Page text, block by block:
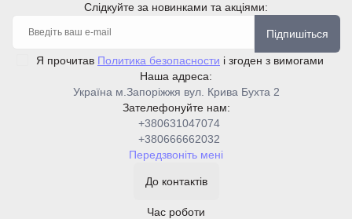
Слідкуйте за новинками та акціями:
Підпишіться
Я прочитав Политика безопасности і згоден з вимогами
Наша адреса:
Україна м.Запоріжжя вул. Крива Бухта 2
Зателефонуйте нам:
+380631047074
+380666662032
Передзвоніть мені
До контактів
Час роботи